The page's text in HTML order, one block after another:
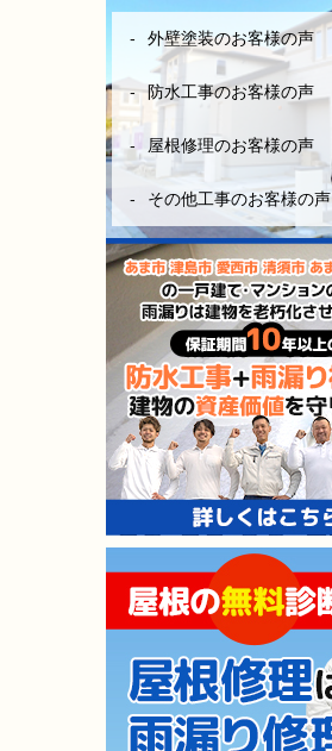
外壁塗装のお客様の声
防水工事のお客様の声
屋根修理のお客様の声
その他工事のお客様の声